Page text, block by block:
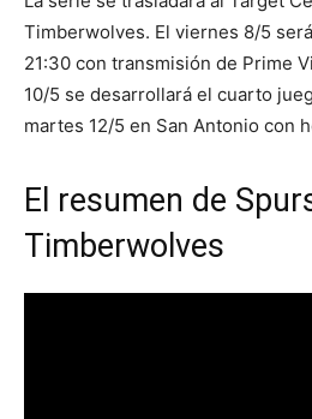
Timberwolves. El viernes 8/5
21:30 con transmisión de Prime
10/5 se desarrollará el cuarto
martes 12/5 en San Antonio con
El resumen de
Timberwolves